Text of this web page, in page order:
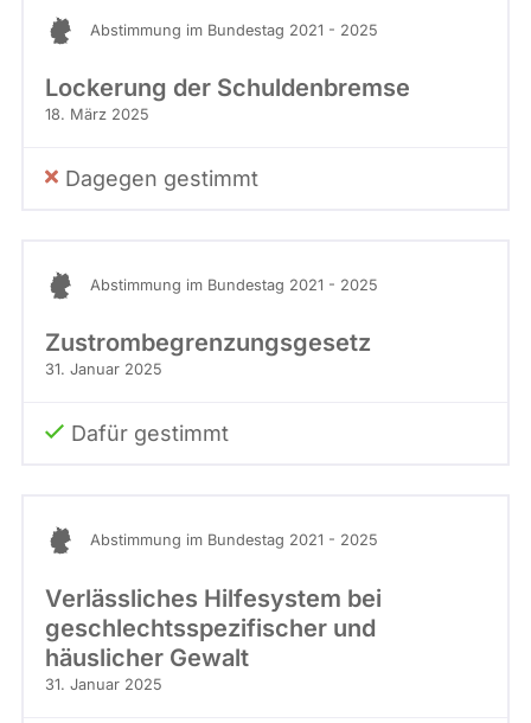
abgeordnetenwatch
werden.
Abstimmung im Bundestag 2021 - 2025
Lockerung der Schuldenbremse
18. März 2025
Dagegen gestimmt
Abstimmung im Bundestag 2021 - 2025
Zustrombegrenzungsgesetz
31. Januar 2025
Dafür gestimmt
Abstimmung im Bundestag 2021 - 2025
Verlässliches Hilfesystem bei
geschlechtsspezifischer und
häuslicher Gewalt
31. Januar 2025